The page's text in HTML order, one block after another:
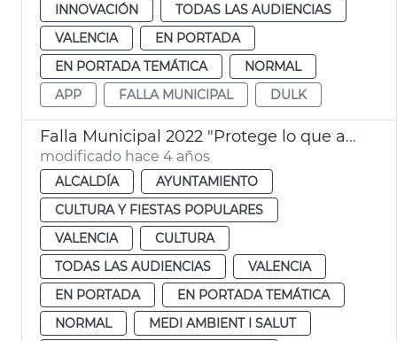
INNOVACIÓN
TODAS LAS AUDIENCIAS
VALENCIA
EN PORTADA
EN PORTADA TEMÁTICA
NORMAL
APP
FALLA MUNICIPAL DULK
Falla Municipal 2022 "Protege lo que amas"
modificado hace 4 años
ALCALDÍA
AYUNTAMIENTO
CULTURA Y FIESTAS POPULARES
VALENCIA
CULTURA
TODAS LAS AUDIENCIAS
VALENCIA
EN PORTADA
EN PORTADA TEMÁTICA
NORMAL
MEDI AMBIENT I SALUT